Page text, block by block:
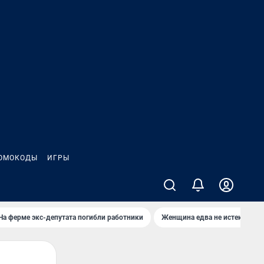
ИГРЫ
ферме экс-депутата погибли работники Женщина едва не истекла